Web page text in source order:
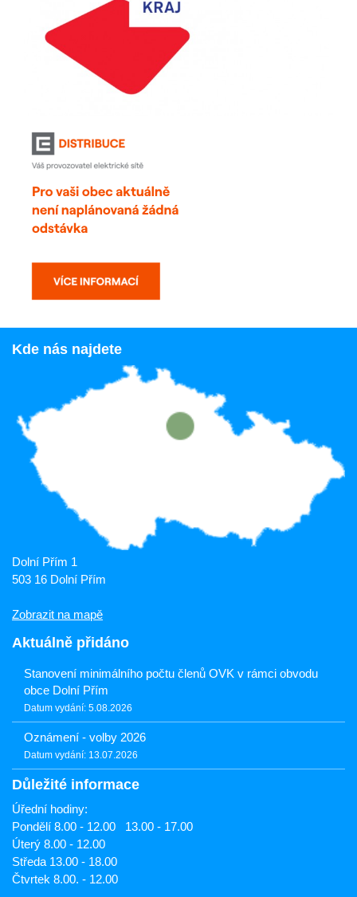
Kde nás najdete
Dolní Přím 1
503 16 Dolní Přím
Zobrazit na mapě
Aktuálně přidáno
Stanovení minimálního počtu členů OVK v rámci obvodu
obce Dolní Přím
Datum vydání: 5.08.2026
Oznámení - volby 2026
Datum vydání: 13.07.2026
Důležité informace
Úřední hodiny:
Pondělí 8.00 - 12.00 13.00 - 17.00
Úterý 8.00 - 12.00
Středa 13.00 - 18.00
Čtvrtek 8.00. - 12.00